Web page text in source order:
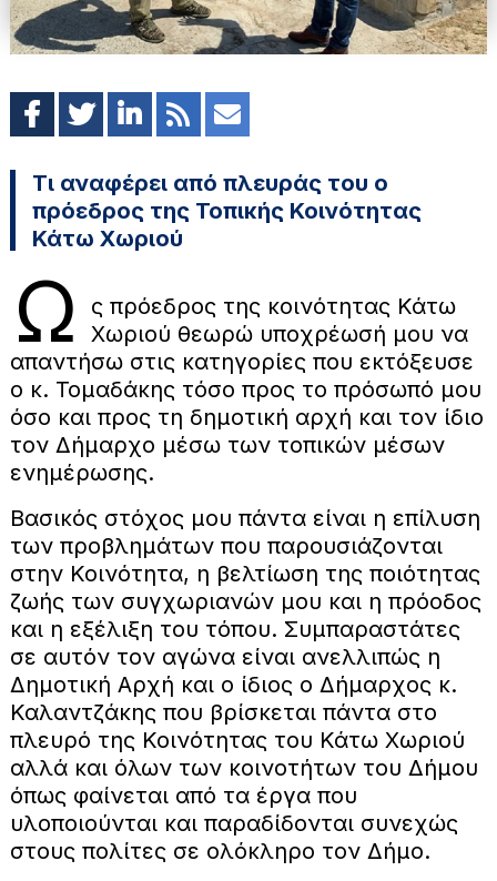
Τι αναφέρει από πλευράς του ο
πρόεδρος της Τοπικής Κοινότητας
Κάτω Χωριού
Ω
ς πρόεδρος της κοινότητας Κάτω
Χωριού θεωρώ υποχρέωσή μου να
απαντήσω στις κατηγορίες που εκτόξευσε
ο κ. Τομαδάκης τόσο προς το πρόσωπό μου
όσο και προς τη δημοτική αρχή και τον ίδιο
τον Δήμαρχο μέσω των τοπικών μέσων
ενημέρωσης.
Βασικός στόχος μου πάντα είναι η επίλυση
των προβλημάτων που παρουσιάζονται
στην Κοινότητα, η βελτίωση της ποιότητας
ζωής των συγχωριανών μου και η πρόοδος
και η εξέλιξη του τόπου. Συμπαραστάτες
σε αυτόν τον αγώνα είναι ανελλιπώς η
Δημοτική Αρχή και ο ίδιος ο Δήμαρχος κ.
Καλαντζάκης που βρίσκεται πάντα στο
πλευρό της Κοινότητας του Κάτω Χωριού
αλλά και όλων των κοινοτήτων του Δήμου
όπως φαίνεται από τα έργα που
υλοποιούνται και παραδίδονται συνεχώς
στους πολίτες σε ολόκληρο τον Δήμο.